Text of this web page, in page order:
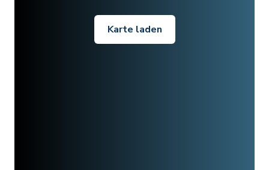
Karte laden